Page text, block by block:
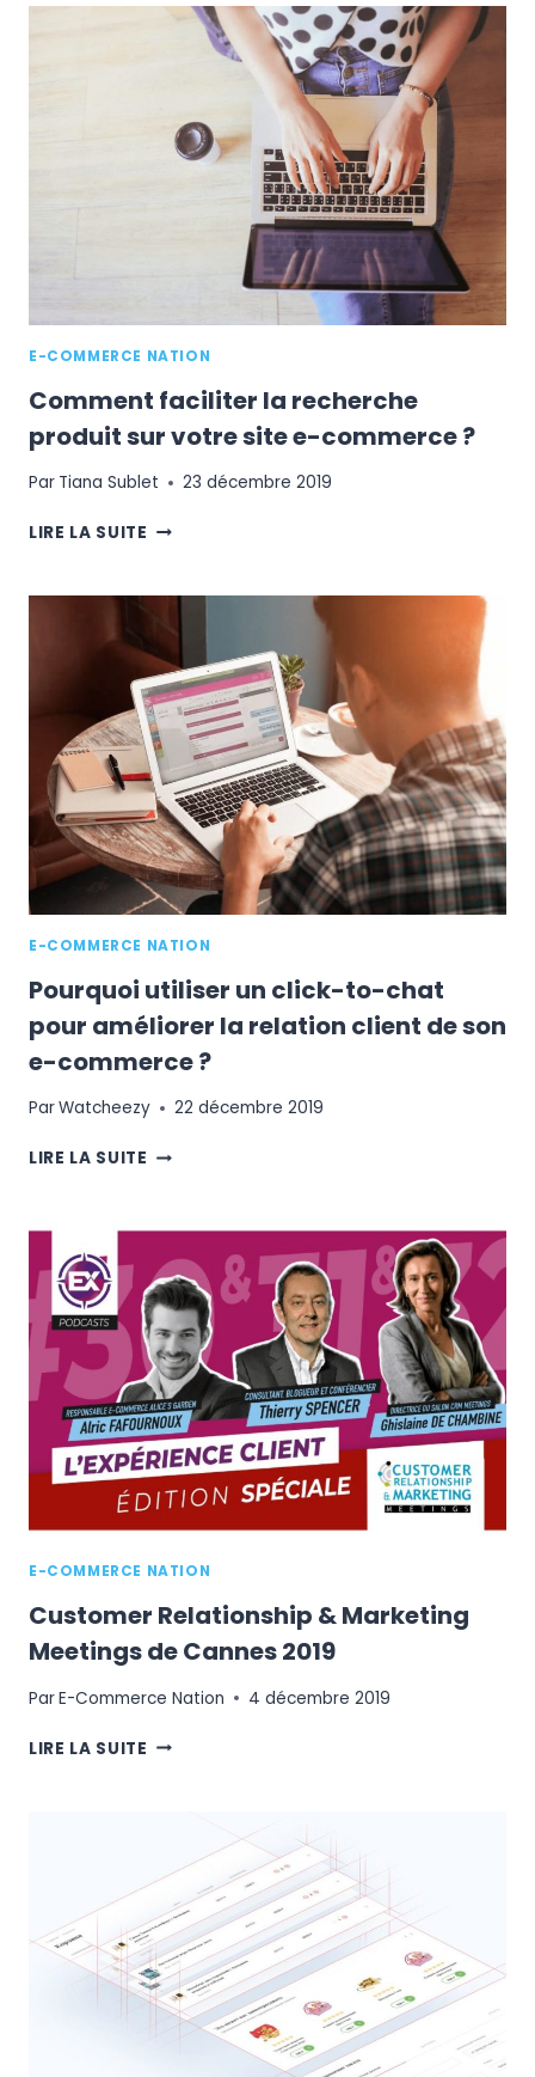
UTILISENT-
TOUJOURS
PUBLICITAIRES
E-COMMERCE NATION
Comment faciliter la recherche
produit sur votre site e-commerce ?
Par Tiana Sublet 23 décembre 2019
LIRE LA SUITE COMMENT
RECHERCHE
SUR
VOTRE
SITE
E-
COMMERCE
?
E-COMMERCE NATION
Pourquoi utiliser un click-to­-chat
pour améliorer la relation client de son
e-commerce ?
ParWatcheezy 22 décembre 2019
LIRE LA SUITE POURQUOI
CLICK-
CHAT
POUR
AMÉLIORER
LA
RELATION
CLIENT
DE
SON
E-
COMMERCE
?
E-COMMERCE NATION
Customer Relationship & Marketing
Meetings de Cannes 2019
ParE-Commerce Nation 4 décembre 2019
LIRE LA SUITE CUSTOMER
MEETINGS
CANNES
2019